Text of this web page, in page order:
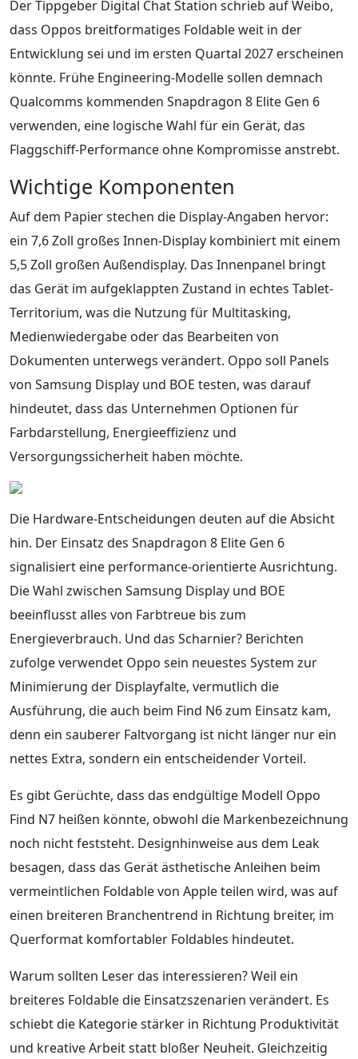
Der Tippgeber Digital Chat Station schrieb auf Weibo,
dass Oppos breitformatiges Foldable weit in der
Entwicklung sei und im ersten Quartal 2027 erscheinen
könnte. Frühe Engineering-Modelle sollen demnach
Qualcomms kommenden Snapdragon 8 Elite Gen 6
verwenden, eine logische Wahl für ein Gerät, das
Flaggschiff-Performance ohne Kompromisse anstrebt.
Wichtige Komponenten
Auf dem Papier stechen die Display-Angaben hervor:
ein 7,6 Zoll großes Innen-Display kombiniert mit einem
5,5 Zoll großen Außendisplay. Das Innenpanel bringt
das Gerät im aufgeklappten Zustand in echtes Tablet-
Territorium, was die Nutzung für Multitasking,
Medienwiedergabe oder das Bearbeiten von
Dokumenten unterwegs verändert. Oppo soll Panels
von Samsung Display und BOE testen, was darauf
hindeutet, dass das Unternehmen Optionen für
Farbdarstellung, Energieeffizienz und
Versorgungssicherheit haben möchte.
Die Hardware-Entscheidungen deuten auf die Absicht
hin. Der Einsatz des Snapdragon 8 Elite Gen 6
signalisiert eine performance-orientierte Ausrichtung.
Die Wahl zwischen Samsung Display und BOE
beeinflusst alles von Farbtreue bis zum
Energieverbrauch. Und das Scharnier? Berichten
zufolge verwendet Oppo sein neuestes System zur
Minimierung der Displayfalte, vermutlich die
Ausführung, die auch beim Find N6 zum Einsatz kam,
denn ein sauberer Faltvorgang ist nicht länger nur ein
nettes Extra, sondern ein entscheidender Vorteil.
Es gibt Gerüchte, dass das endgültige Modell Oppo
Find N7 heißen könnte, obwohl die Markenbezeichnung
noch nicht feststeht. Designhinweise aus dem Leak
besagen, dass das Gerät ästhetische Anleihen beim
vermeintlichen Foldable von Apple teilen wird, was auf
einen breiteren Branchentrend in Richtung breiter, im
Querformat komfortabler Foldables hindeutet.
Warum sollten Leser das interessieren? Weil ein
breiteres Foldable die Einsatzszenarien verändert. Es
schiebt die Kategorie stärker in Richtung Produktivität
und kreative Arbeit statt bloßer Neuheit. Gleichzeitig